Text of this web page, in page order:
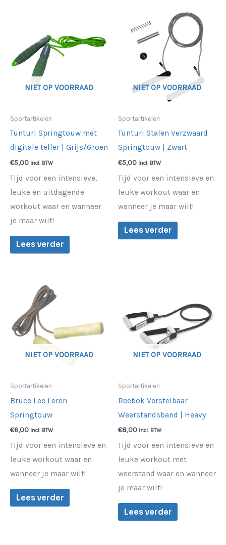
NIET OP VOORRAAD
Sportartikelen
Tunturi Springtouw met
digitale teller | Grijs/Groen
€5,00 incl. BTW
Tijd voor een intensieve,
leuke en uitdagende
workout waar en wanneer
je maar wilt!
Lees verder
NIET OP VOORRAAD
Sportartikelen
Tunturi Stalen Verzwaard
Springtouw | Zwart
€5,00 incl. BTW
Tijd voor een intensieve en
leuke workout waar en
wanneer je maar wilt!
Lees verder
NIET OP VOORRAAD
Sportartikelen
Bruce Lee Leren
Springtouw
€6,00 incl. BTW
Tijd voor een intensieve en
leuke workout waar en
wanneer je maar wilt!
Lees verder
NIET OP VOORRAAD
Sportartikelen
Reebok Verstelbaar
Weerstandsband | Heavy
€8,00 incl. BTW
Tijd voor een intensieve en
leuke workout met
weerstand waar en wanneer
je maar wilt!
Lees verder